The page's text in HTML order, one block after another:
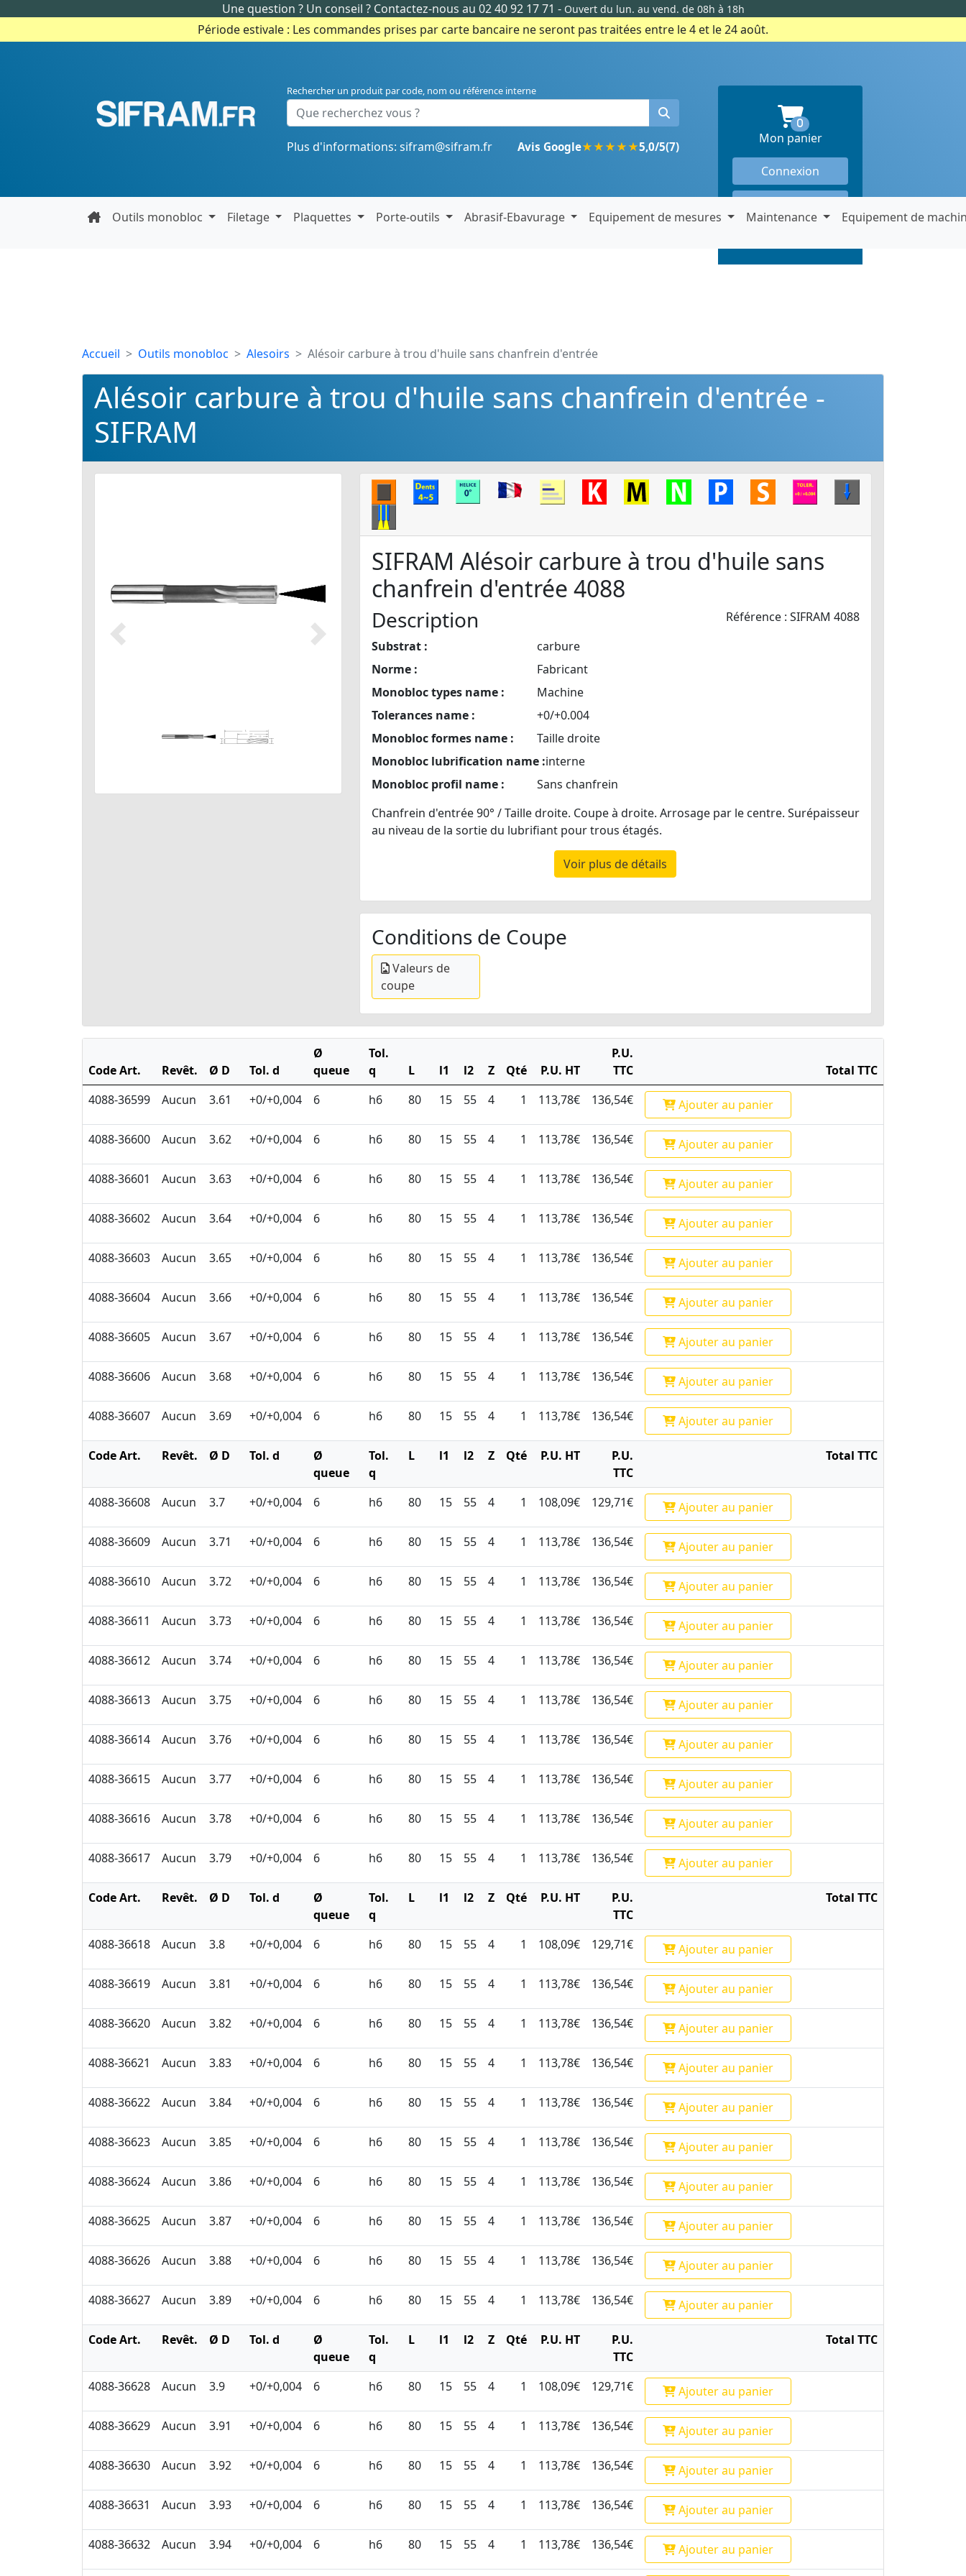
Une question ? Un conseil ?Contactez-nous au 02 40 92 17 71 - Ouvert du lun. au vend. de 08h à 18h
Période estivale : Les commandes prises par carte bancaire ne seront pas traitées entre le 4 et le 24 août.
Rechercher un produit par code, nom ou référence interne
Plus d'informations: sifram@sifram.fr Avis Google★★★★★5,0/5(7)
0produits en panier
Mon panier
Connexion
Outils monobloc
Filetage Plaquettes Porte-outils Abrasif-Ebavurage Equipement de mesures Maintenance Equipement de
Accueil Outils monobloc Alesoirs Alésoir carbure à trou d'huile sans chanfrein d'entrée
Alésoir carbure à trou d'huile sans chanfrein d'entrée -
SIFRAM
Précédent Suivant
SIFRAM Alésoir carbure à trou d'huile sans
chanfrein d'entrée 4088
Référence : SIFRAM 4088
Description
Substrat :
carbure
Norme :
Fabricant
Monobloc types name :
Machine
Tolerances name :
+0/+0.004
Monobloc formes name :
Taille droite
Monobloc lubrification name :interne
Monobloc profil name :
Sans chanfrein
Chanfrein d'entrée 90° / Taille droite. Coupe à droite. Arrosage par le centre. Surépaisseur
au niveau de la sortie du lubrifiant pour trous étagés.
Voir plus de détails
Conditions de Coupe
Valeurs de
coupe
Code Art. Revêt. Ø D Tol. d
Ø
queue
Tol.
q
L l1 l2 Z Qté P.U. HT
P.U.
TTC
Total TTC
4088-36599
Aucun 3.61 +0/+0,004 6 h6 80 15 55 4 1 113,78€ 136,54€ Ajouterau panier
4088-36600 Aucun 3.62 +0/+0,004 6 h6 80 15 55 4 1 113,78€ 136,54€ Ajouterau panier
4088-36601 Aucun 3.63 +0/+0,004 6 h6 80 15 55 4 1 113,78€ 136,54€ Ajouterau panier
4088-36602 Aucun 3.64 +0/+0,004 6 h6 80 15 55 4 1 113,78€ 136,54€ Ajouterau panier
4088-36603 Aucun 3.65 +0/+0,004 6 h6 80 15 55 4 1 113,78€ 136,54€ Ajouterau panier
4088-36604 Aucun 3.66 +0/+0,004 6 h6 80 15 55 4 1 113,78€ 136,54€ Ajouterau panier
4088-36605 Aucun 3.67 +0/+0,004 6 h6 80 15 55 4 1 113,78€ 136,54€ Ajouterau panier
4088-36606 Aucun 3.68 +0/+0,004 6 h6 80 15 55 4 1 113,78€ 136,54€ Ajouterau panier
4088-36607 Aucun 3.69 +0/+0,004 6 h6 80 15 55 4 1 113,78€ 136,54€ Ajouterau panier
Code Art. Revêt. Ø D Tol. d
Ø
queue
Tol.
q
L l1 l2 Z Qté P.U. HT
P.U.
TTC
Total TTC
4088-36608 Aucun 3.7 +0/+0,004 6 h6 80 15 55 4 1 108,09€ 129,71€ Ajouterau panier
4088-36609 Aucun 3.71 +0/+0,004 6 h6 80 15 55 4 1 113,78€ 136,54€ Ajouterau panier
4088-36610 Aucun 3.72 +0/+0,004 6 h6 80 15 55 4 1 113,78€ 136,54€ Ajouterau panier
4088-36611 Aucun 3.73 +0/+0,004 6 h6 80 15 55 4 1 113,78€ 136,54€ Ajouterau panier
4088-36612 Aucun 3.74 +0/+0,004 6 h6 80 15 55 4 1 113,78€ 136,54€ Ajouterau panier
4088-36613 Aucun 3.75 +0/+0,004 6 h6 80 15 55 4 1 113,78€ 136,54€ Ajouterau panier
4088-36614 Aucun 3.76 +0/+0,004 6 h6 80 15 55 4 1 113,78€ 136,54€ Ajouterau panier
4088-36615 Aucun 3.77 +0/+0,004 6 h6 80 15 55 4 1 113,78€ 136,54€ Ajouterau panier
4088-36616 Aucun 3.78 +0/+0,004 6 h6 80 15 55 4 1 113,78€ 136,54€ Ajouterau panier
4088-36617 Aucun 3.79 +0/+0,004 6 h6 80 15 55 4 1 113,78€ 136,54€ Ajouterau panier
Code Art. Revêt. Ø D Tol. d
Ø
queue
Tol.
q
L l1 l2 Z Qté P.U. HT
P.U.
TTC
Total TTC
4088-36618 Aucun 3.8 +0/+0,004 6 h6 80 15 55 4 1 108,09€ 129,71€ Ajouterau panier
4088-36619 Aucun 3.81 +0/+0,004 6 h6 80 15 55 4 1 113,78€ 136,54€ Ajouterau panier
4088-36620 Aucun 3.82 +0/+0,004 6 h6 80 15 55 4 1 113,78€ 136,54€ Ajouterau panier
4088-36621 Aucun 3.83 +0/+0,004 6 h6 80 15 55 4 1 113,78€ 136,54€ Ajouterau panier
4088-36622 Aucun 3.84 +0/+0,004 6 h6 80 15 55 4 1 113,78€ 136,54€ Ajouterau panier
4088-36623 Aucun 3.85 +0/+0,004 6 h6 80 15 55 4 1 113,78€ 136,54€ Ajouterau panier
4088-36624 Aucun 3.86 +0/+0,004 6 h6 80 15 55 4 1 113,78€ 136,54€ Ajouterau panier
4088-36625 Aucun 3.87 +0/+0,004 6 h6 80 15 55 4 1 113,78€ 136,54€ Ajouterau panier
4088-36626 Aucun 3.88 +0/+0,004 6 h6 80 15 55 4 1 113,78€ 136,54€ Ajouterau panier
4088-36627 Aucun 3.89 +0/+0,004 6 h6 80 15 55 4 1 113,78€ 136,54€ Ajouterau panier
Code Art. Revêt. Ø D Tol. d
Ø
queue
Tol.
q
L l1 l2 Z Qté P.U. HT
P.U.
TTC
Total TTC
4088-36628 Aucun 3.9 +0/+0,004 6 h6 80 15 55 4 1 108,09€ 129,71€ Ajouterau panier
4088-36629 Aucun 3.91 +0/+0,004 6 h6 80 15 55 4 1 113,78€ 136,54€ Ajouterau panier
4088-36630 Aucun 3.92 +0/+0,004 6 h6 80 15 55 4 1 113,78€ 136,54€ Ajouterau panier
4088-36631 Aucun 3.93 +0/+0,004 6 h6 80 15 55 4 1 113,78€ 136,54€ Ajouterau panier
4088-36632 Aucun 3.94 +0/+0,004 6 h6 80 15 55 4 1 113,78€ 136,54€ Ajouterau panier